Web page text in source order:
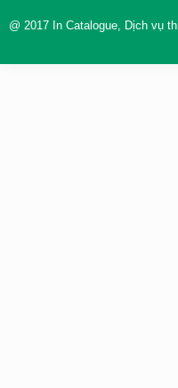
@ 2017 In Catalogue, Dịch vụ